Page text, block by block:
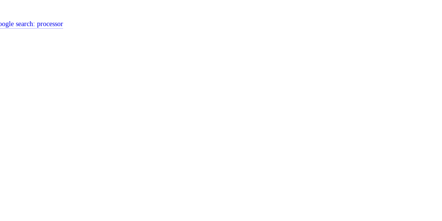
search:processor